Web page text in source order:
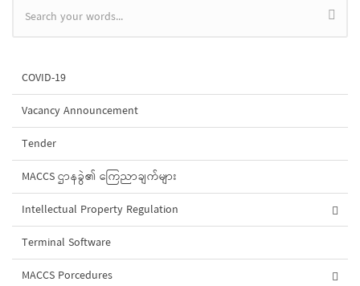
Search form
COVID-19
Vacancy Announcement
Tender
MACCS ဌာနခွဲ၏ ကြေညာချက်များ
Intellectual Property Regulation
Terminal Software
MACCS Porcedures